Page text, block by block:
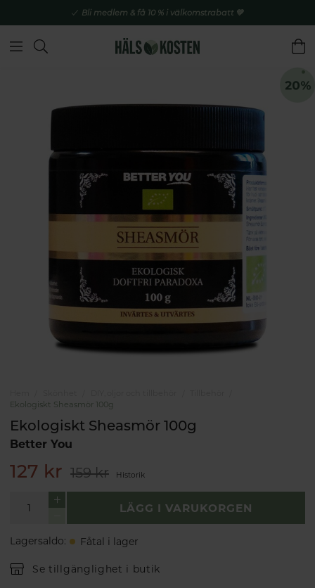
Bli medlem & få 10 % i välkomstrabatt 💚
Ekologiskt Sheasmör 100g
Ekologiskt Sheasmör 100g
Better You
127 kr 159 kr Historik
LÄGG I VARUKORGEN
Lagersaldo: Fåtal i lager
Se tillgänglighet i butik